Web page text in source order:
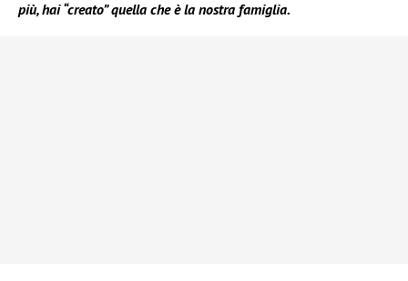
più, hai “creato” quella che è la nostra famiglia.